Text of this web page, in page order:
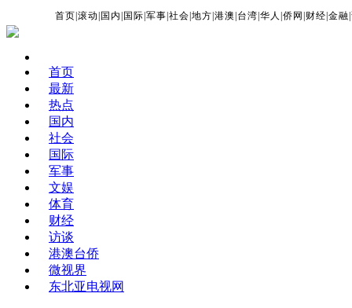
首页 |滚动 国内 国际 |军事 |社会 |地方 |港澳 台湾 |华人 |侨网 财经 |金融 |
首页
最新
热点
国内
社会
国际
军事
文娱
体育
财经
访谈
港澳台侨
微视界
东北亚电视网